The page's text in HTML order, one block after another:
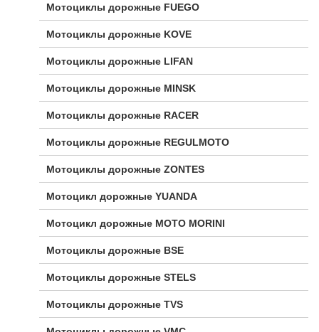
Мотоциклы дорожные FUEGO
Мотоциклы дорожные KOVE
Мотоциклы дорожные LIFAN
Мотоциклы дорожные MINSK
Мотоциклы дорожные RACER
Мотоциклы дорожные REGULMOTO
Мотоциклы дорожные ZONTES
Мотоцикл дорожные YUANDA
Мотоцикл дорожные МОТО MORINI
Мотоциклы дорожные BSE
Мотоциклы дорожные STELS
Мотоциклы дорожные TVS